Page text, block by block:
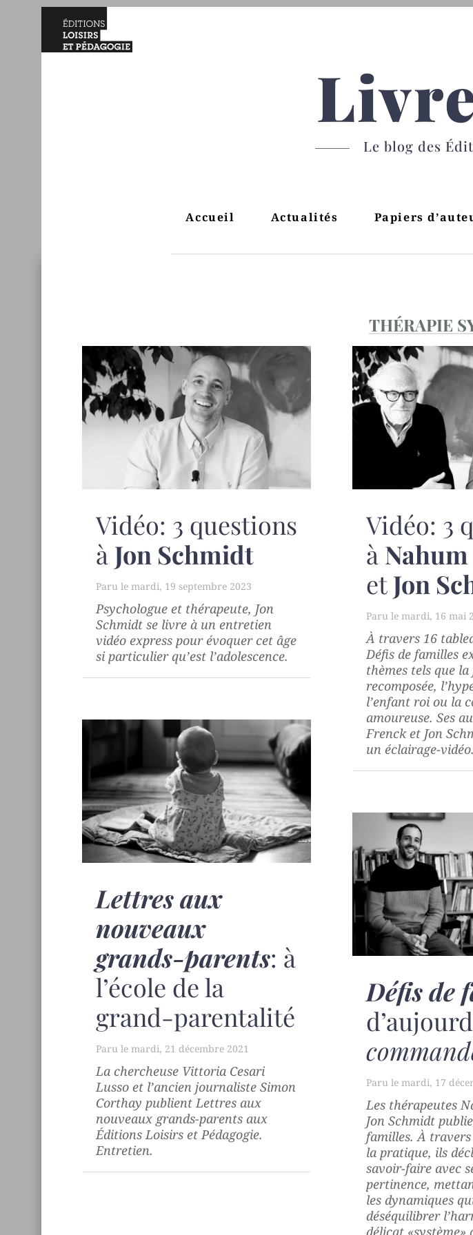
Le blog des
Accueil Actualités Papiers
THÉRAPIE
Vidéo: 3 questions
à Jon Schmidt
mardi, 19 septembre 2023
Psychologue et thérapeute, Jon
Schmidt se livre à un entretien
vidéo express pour évoquer cet âge
si particulier qu’est l’adolescence.
Lettres aux
nouveaux
grands-parents: à
l’école de la
grand-parentalité
mardi, 21 décembre 2021
La chercheuse Vittoria Cesari
Lusso et l’ancien journaliste Simon
Corthay publientLettres aux
nouveaux grands-parents aux
Éditions Loisirs et Pédagogie.
Entretien.
Vidéo: 3
à
etJon
mardi, 16 mai
À travers 16
Défis de familles
thèmes tels que
recomposée,
l’enfant roi ou la
amoureuse. Ses
Frenck et Jon
un éclairage-vidéo.
Défis de
mardi, 17
Les thérapeutes
Jon Schmidt
familles. À travers
la pratique, ils
savoir-faire avec
pertinence,
les dynamiques
déséquilibrer
délicat «système»